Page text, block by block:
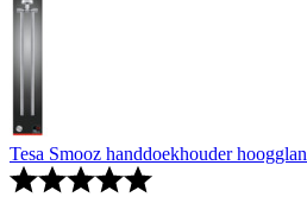
Tesa Smooz handdoekhouder